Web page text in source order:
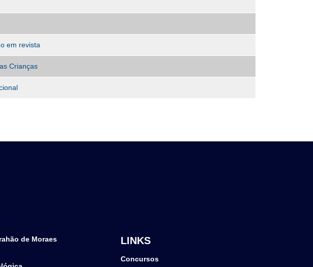
em revista
Crianças
de Moraes
LINKS
Concursos